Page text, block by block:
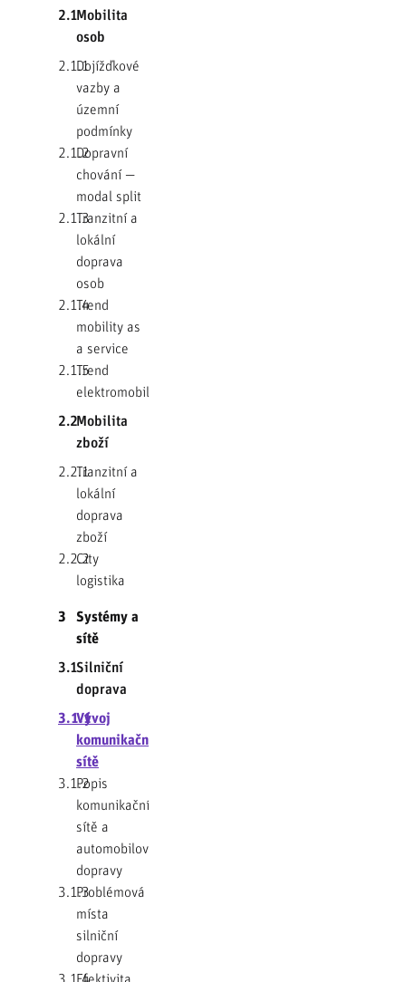
2.1Mobilita
osob
2.1.1Dojížďkové
vazby a
územní
podmínky
2.1.2Dopravní
chování —
modal split
2.1.3Tranzitní a
lokální
doprava
osob
2.1.4Trend
mobility as
a service
2.1.5Trend
elektromobility
2.2Mobilita
zboží
2.2.1Tranzitní a
lokální
doprava
zboží
2.2.2
City
logistika
3
Systémy a
sítě
3.1Silniční
doprava
3.1.1Vývoj
komunikační
sítě
3.1.2Popis
komunikační
sítě a
automobilové
dopravy
3.1.3Problémová
místa
silniční
dopravy